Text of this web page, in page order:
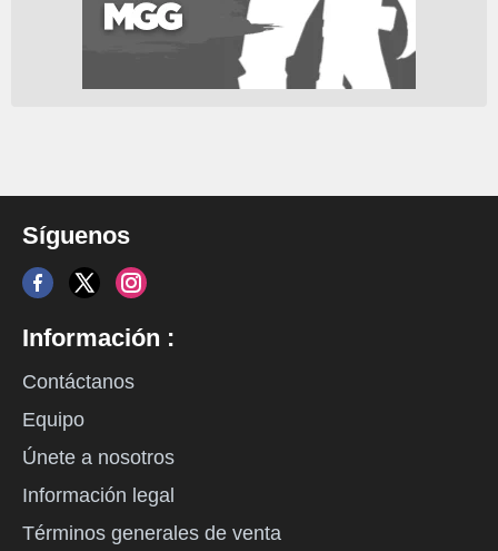
Síguenos
Información :
Contáctanos
Equipo
Únete a nosotros
Información legal
Términos generales de venta